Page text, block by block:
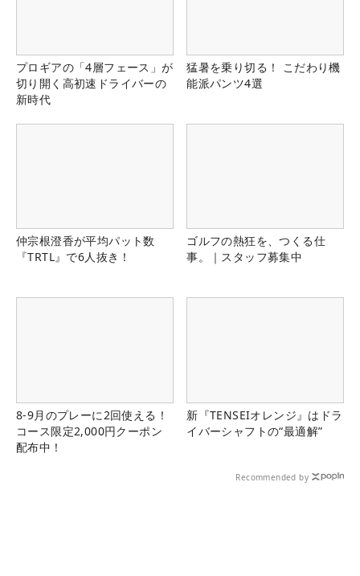
プロギアの「4層フェース」が
切り開く高初速ドライバーの
新時代
猛暑を乗り切る！ こだわり機
能派パンツ4選
仲宗根澄香が平均パット数
『TRTL』で6人抜き！
ゴルフの熱狂を、つくる仕
事。｜スタッフ募集中
8-9月のプレーに2回使える！
コース限定2,000円クーポン
配布中！
新『TENSEIオレンジ』はドラ
イバーシャフトの“最適解”
Recommended by